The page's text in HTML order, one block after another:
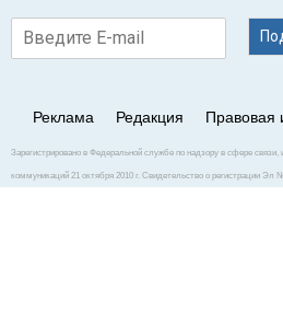
Реклама Редакция Правовая
Зарегистрировано в Федеральной службе по надзору в сфере
коммуникаций 21 октября 2010 г. Свидетельство о регистрации